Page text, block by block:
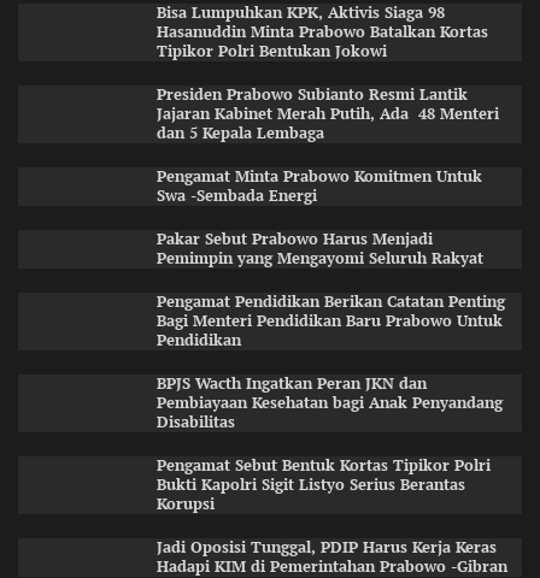
Bisa Lumpuhkan KPK, Aktivis Siaga 98
Hasanuddin Minta Prabowo Batalkan Kortas
Tipikor Polri Bentukan Jokowi
Presiden Prabowo Subianto Resmi Lantik
Jajaran Kabinet Merah Putih, Ada 48 Menteri
dan 5 Kepala Lembaga
Pengamat Minta Prabowo Komitmen Untuk
Swa -Sembada Energi
Pakar Sebut Prabowo Harus Menjadi
Pemimpin yang Mengayomi Seluruh Rakyat
Pengamat Pendidikan Berikan Catatan Penting
Bagi Menteri Pendidikan Baru Prabowo Untuk
Pendidikan
BPJS Wacth Ingatkan Peran JKN dan
Pembiayaan Kesehatan bagi Anak Penyandang
Disabilitas
Pengamat Sebut Bentuk Kortas Tipikor Polri
Bukti Kapolri Sigit Listyo Serius Berantas
Korupsi
Jadi Oposisi Tunggal, PDIP Harus Kerja Keras
Hadapi KIM di Pemerintahan Prabowo -Gibran